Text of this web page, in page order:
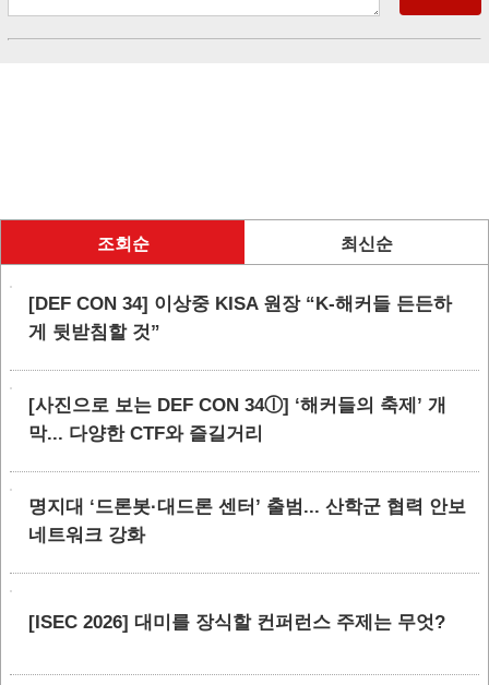
조회순 최신순
[DEF CON 34] 이상중 KISA 원장 “K-해커들 든든하
게 뒷받침할 것”
[사진으로 보는 DEF CON 34ⓛ] ‘해커들의 축제’ 개
막... 다양한 CTF와 즐길거리
명지대 ‘드론봇·대드론 센터’ 출범... 산학군 협력 안보
네트워크 강화
[ISEC 2026] 대미를 장식할 컨퍼런스 주제는 무엇?